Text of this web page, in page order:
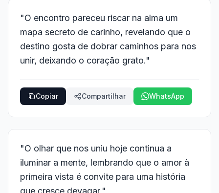
"O encontro pareceu riscar na alma um
mapa secreto de carinho, revelando que o
destino gosta de dobrar caminhos para nos
unir, deixando o coração grato."
Copiar Compartilhar WhatsApp
"O olhar que nos uniu hoje continua a
iluminar a mente, lembrando que o amor à
primeira vista é convite para uma história
que cresce devagar."